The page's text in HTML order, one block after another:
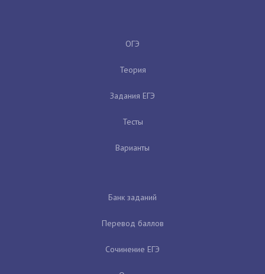
ОГЭ
Теория
Задания ЕГЭ
Тесты
Варианты
Банк заданий
Перевод баллов
Сочинение ЕГЭ